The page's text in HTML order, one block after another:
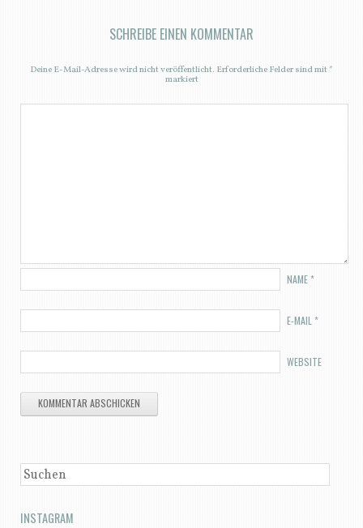
SCHREIBE EINEN KOMMENTAR
Deine E-Mail-Adresse wird nicht veröffentlicht. Erforderliche Felder sind mit*
markiert
NAME*
E-MAIL *
WEBSITE
SUCHEN
INSTAGRAM